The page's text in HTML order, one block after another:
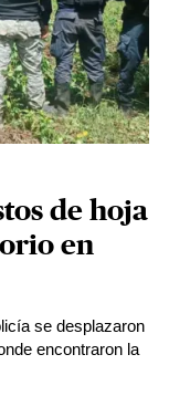
de hoja
en
se desplazaron
encontraron la